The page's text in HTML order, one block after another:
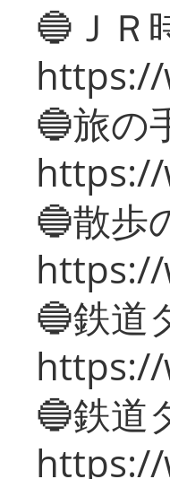
🔵ＪＲ
🔵旅の
🔵散歩
🔵鉄道
🔵鉄道